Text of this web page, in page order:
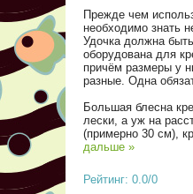
Прежде чем
необходимо знать
Удочка должна
оборудована для
причём размеры у
разные. Одна
Большая блесна
лески, а уж на
(примерно 30 см),
дальше »
Рейтинг: 0.0/0